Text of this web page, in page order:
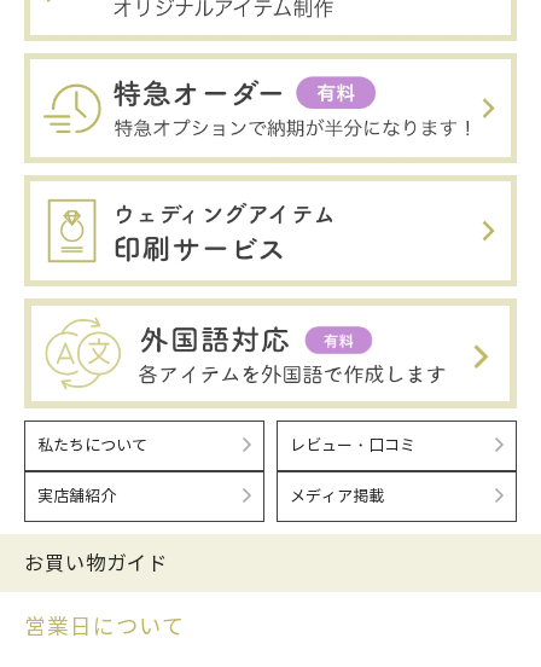
私たちについて レビュー・口コミ
実店舗紹介 メディア掲載
お買い物ガイド
営業日について